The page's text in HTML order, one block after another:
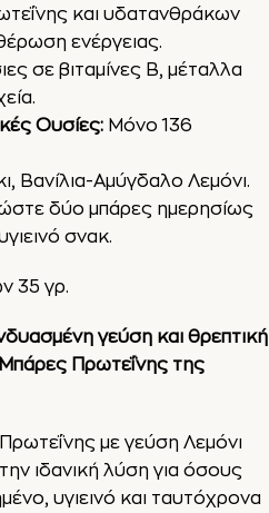
και υδατανθράκων
ενέργειας.
σε βιταμίνες B, μέταλλα
Ουσίες: Μόνο 136
Βανίλια-Αμύγδαλο Λεμόνι.
δύο μπάρες ημερησίως
σνακ.
35 γρ.
γεύση και θρεπτική
Μπάρες Πρωτεΐνης της
με γεύση Λεμόνι
ιδανική λύση για όσους
υγιεινό και ταυτόχρονα